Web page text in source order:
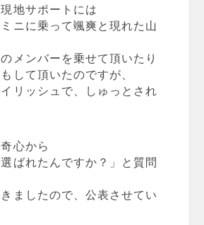
地サポートには
ニに乗って颯爽と現れた山
メンバーを乗せて頂いたり
して頂いたのですが、
リッシュで、しゅっとされ
心から
選ばれたんですか？」と質問
ましたので、公表させてい